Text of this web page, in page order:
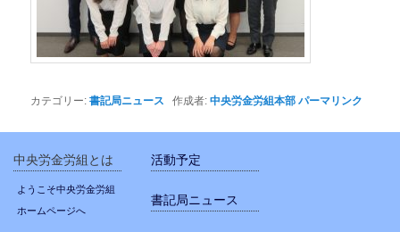
カテゴリー:書記局ニュース 作成者:中央労金労組本部 パーマリンク
中央労金労組とは
ようこそ中央労金労組
ホームページへ
活動予定
書記局ニュース